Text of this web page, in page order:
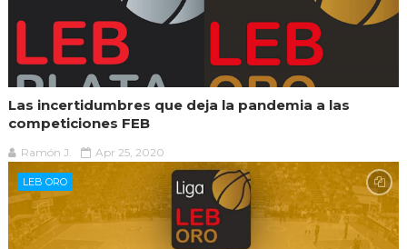
Las incertidumbres que deja la pandemia a las
competiciones FEB
Ramón J. Apr 25, 2020
LEB ORO